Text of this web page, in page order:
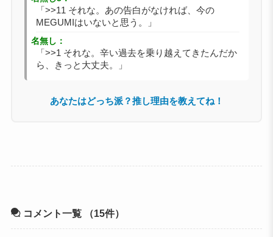
「>>11 それな。あの告白がなければ、今の
MEGUMIはいないと思う。」
名無し：
「>>1 それな。辛い過去を乗り越えてきたんだか
ら、きっと大丈夫。」
あなたはどっち派？推し理由を教えてね！
コメント一覧 （15件）